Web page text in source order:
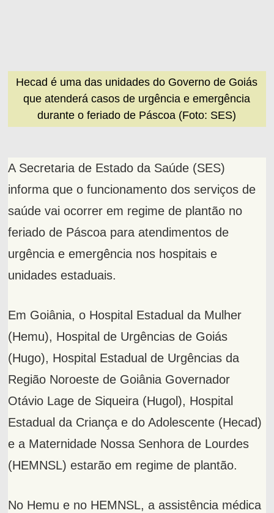
Hecad é uma das unidades do Governo de Goiás
que atenderá casos de urgência e emergência
durante o feriado de Páscoa (Foto: SES)
A Secretaria de Estado da Saúde (SES)
informa que o funcionamento dos serviços de
saúde vai ocorrer em regime de plantão no
feriado de Páscoa para atendimentos de
urgência e emergência nos hospitais e
unidades estaduais.
Em Goiânia, o Hospital Estadual da Mulher
(Hemu), Hospital de Urgências de Goiás
(Hugo), Hospital Estadual de Urgências da
Região Noroeste de Goiânia Governador
Otávio Lage de Siqueira (Hugol), Hospital
Estadual da Criança e do Adolescente (Hecad)
e a Maternidade Nossa Senhora de Lourdes
(HEMNSL) estarão em regime de plantão.
No Hemu e no HEMNSL, a assistência médica